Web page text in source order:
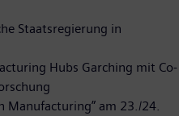
Staatsregierung in
Hubs Garching mit Co-
Manufacturing” am 23./24.